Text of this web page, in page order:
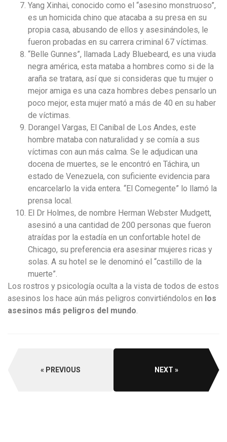
Yang Xinhai, conocido como el “asesino monstruoso”,
es un homicida chino que atacaba a su presa en su
propia casa, abusando de ellos y asesinándoles, le
fueron probadas en su carrera criminal 67 víctimas.
“Belle Gunnes”, llamada Lady Bluebeard, es una viuda
negra américa, esta mataba a hombres como si de la
araña se tratara, así que si consideras que tu mujer o
mejor amiga es una caza hombres debes pensarlo un
poco mejor, esta mujer mató a más de 40 en su haber
de víctimas.
Dorangel Vargas, El Canibal de Los Andes, este
hombre mataba con naturalidad y se comía a sus
víctimas con aun más calma. Se le adjudican una
docena de muertes, se le encontró en Táchira, un
estado de Venezuela, con suficiente evidencia para
encarcelarlo la vida entera. “El Comegente” lo llamó la
prensa local.
El Dr Holmes, de nombre Herman Webster Mudgett,
asesinó a una cantidad de 200 personas que fueron
atraídas por la estadía en un confortable hotel de
Chicago, su preferencia era asesinar mujeres ricas y
solas. A su hotel se le denominó el “castillo de la
muerte”.
Los rostros y psicología oculta a la vista de todos de estos
asesinos los hace aún más peligros convirtiéndolos en los
asesinos más peligros del mundo.
PREVIOUS NEXT